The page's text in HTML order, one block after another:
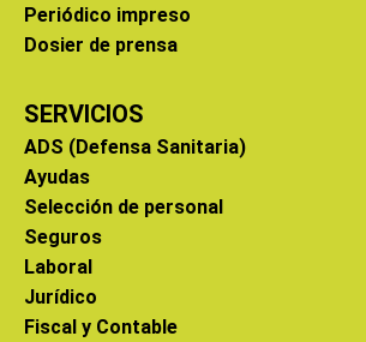
Periódico impreso
Dosier de prensa
SERVICIOS
ADS (Defensa Sanitaria)
Ayudas
Selección de personal
Seguros
Laboral
Jurídico
Fiscal y Contable